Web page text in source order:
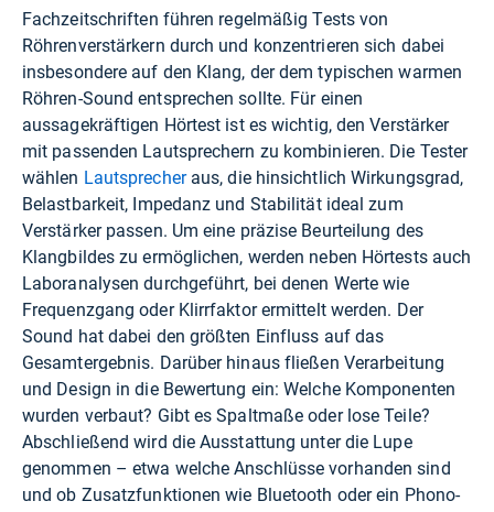
Fachzeitschriften führen regelmäßig Tests von
Röhrenverstärkern durch und konzentrieren sich dabei
insbesondere auf den Klang, der dem typischen warmen
Röhren-Sound entsprechen sollte. Für einen
aussagekräftigen Hörtest ist es wichtig, den Verstärker
mit passenden Lautsprechern zu kombinieren. Die Tester
wählen Lautsprecheraus, die hinsichtlich Wirkungsgrad,
Belastbarkeit, Impedanz und Stabilität ideal zum
Verstärker passen. Um eine präzise Beurteilung des
Klangbildes zu ermöglichen, werden neben Hörtests auch
Laboranalysen durchgeführt, bei denen Werte wie
Frequenzgang oder Klirrfaktor ermittelt werden. Der
Sound hat dabei den größten Einfluss auf das
Gesamtergebnis. Darüber hinaus fließen Verarbeitung
und Design in die Bewertung ein: Welche Komponenten
wurden verbaut? Gibt es Spaltmaße oder lose Teile?
Abschließend wird die Ausstattung unter die Lupe
genommen – etwa welche Anschlüsse vorhanden sind
und ob Zusatzfunktionen wie Bluetooth oder ein Phono-